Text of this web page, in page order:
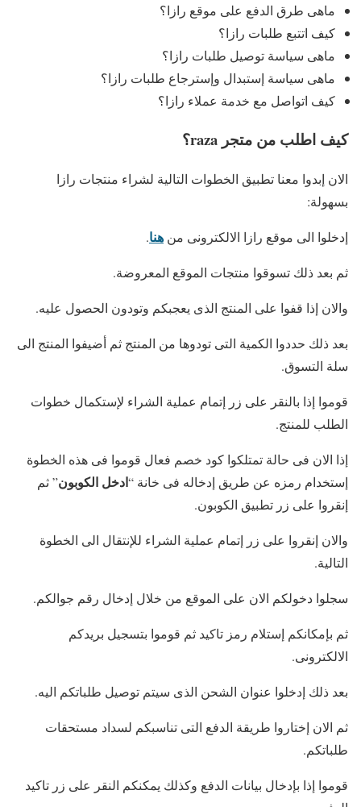
ماهى طرق الدفع على موقع رازا؟
كيف اتتبع طلبات رازا؟
ماهى سياسة توصيل طلبات رازا؟
ماهى سياسة إستبدال وإسترجاع طلبات رازا؟
كيف اتواصل مع خدمة عملاء رازا؟
كيف اطلب من متجر raza؟
الان إبدوا معنا تطبيق الخطوات التالية لشراء منتجات رازا
بسهولة:
إدخلوا الى موقع رازا الالكترونى من هنا.
ثم بعد ذلك تسوقوا منتجات الموقع المعروضة.
والان إذا قفوا على المنتج الذى يعجبكم وتودون الحصول عليه.
بعد ذلك حددوا الكمية التى تودوها من المنتج ثم أضيفوا المنتج الى
سلة التسوق.
قوموا إذا بالنقر على زر إتمام عملية الشراء لإستكمال خطوات
الطلب للمنتج.
إذا الان فى حالة تمتلكوا كود خصم فعال قوموا فى هذه الخطوة
إستخدام رمزه عن طريق إدخاله فى خانة “ادخل الكوبون” ثم
إنقروا على زر تطبيق الكوبون.
والان إنقروا على زر إتمام عملية الشراء للإنتقال الى الخطوة
التالية.
سجلوا دخولكم الان على الموقع من خلال إدخال رقم جوالكم.
ثم بإمكانكم إستلام رمز تاكيد ثم قوموا بتسجيل بريدكم
الالكترونى.
بعد ذلك إدخلوا عنوان الشحن الذى سيتم توصيل طلباتكم اليه.
ثم الان إختاروا طريقة الدفع التى تناسبكم لسداد مستحقات
طلباتكم.
قوموا إذا بإدخال بيانات الدفع وكذلك يمكنكم النقر على زر تاكيد